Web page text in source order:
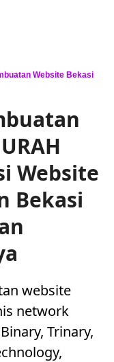
Website Bekasi
Website
Bekasi
website
network
Trinary,